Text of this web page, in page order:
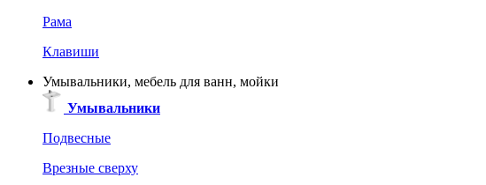
Рама
Клавиши
Умывальники, мебель для ванн, мойки
Умывальники
Подвесные
Врезные сверху